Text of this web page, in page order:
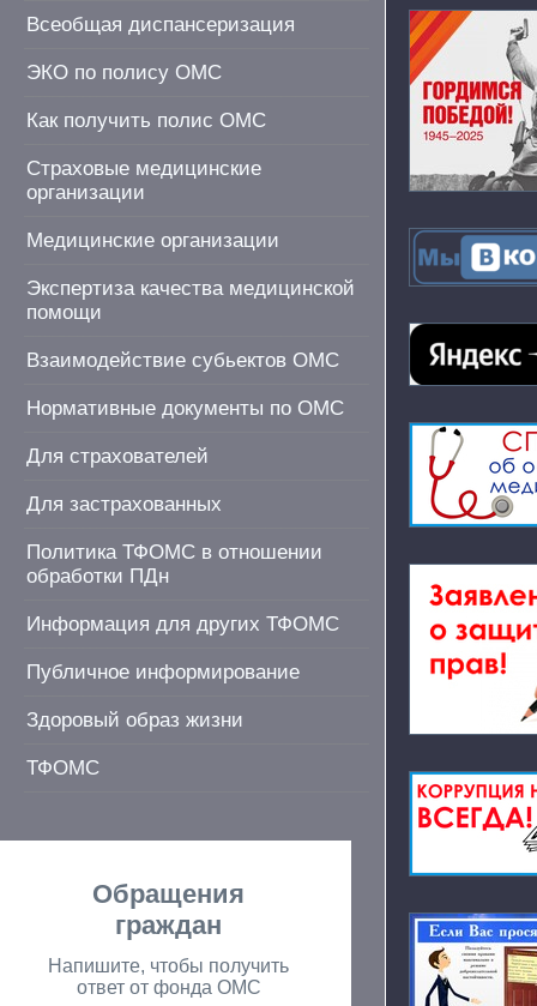
Всеобщая диспансеризация
ЭКО по полису ОМС
Как получить полис ОМС
Страховые медицинские
организации
Медицинские организации
Экспертиза качества медицинской
помощи
Взаимодействие субьектов ОМС
Нормативные документы по ОМС
Для страхователей
Для застрахованных
Политика ТФОМС в отношении
обработки ПДн
Информация для других ТФОМС
Публичное информирование
Здоровый образ жизни
ТФОМС
Обращения
граждан
Напишите, чтобы получить
ответ от фонда ОМС